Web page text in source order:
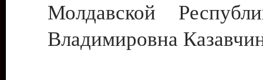
Молдавской
Владимировна